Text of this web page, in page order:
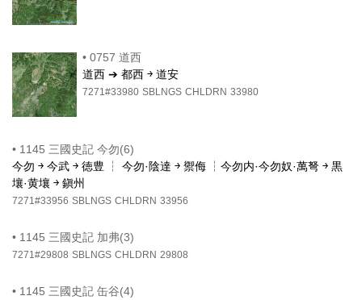
• 0757 道西
道西 ➔ 都西 ￫ 道安
7271#33980 SBLNGS CHLDRN 33980
• 1145 三國史記 今勿(6)
今勿 ￫ 今武 ￫ 徳豊 ┆ 今勿·陰達 ￫ 禦侮 ┆今勿内·今勿奴·萬弩 ￫ 黒
壤·黄壤 ￫ 鎭州
7271#33956 SBLNGS CHLDRN 33956
• 1145 三國史記 加弗(3)
7271#29808 SBLNGS CHLDRN 29808
• 1145 三國史記 缶谷(4)